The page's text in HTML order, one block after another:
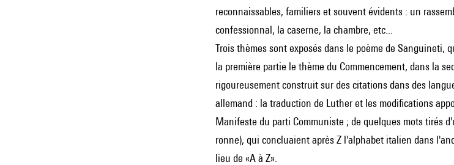
reconnaissables, familiers et souvent évidents : un
confessionnal, la caserne, la chambre, etc...
Trois thèmes sont exposés dans le poème de
la première partie le thème du Commencement, dans la
rigoureusement construit sur des citations dans des
allemand : la traduction de Luther et les modifications
Manifeste du parti Communiste ; de quelques mots tirés
ronne), qui concluaient après Z l'alphabet italien dans
lieu de «A à Z».